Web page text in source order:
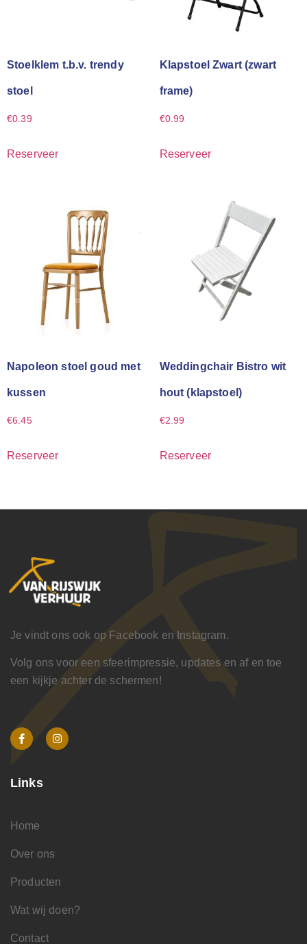
Stoelklem t.b.v. trendy
stoel
€0.39
Reserveer
Klapstoel Zwart (zwart
frame)
€0.99
Reserveer
Napoleon stoel goud met
kussen
€6.45
Reserveer
Weddingchair Bistro wit
hout (klapstoel)
€2.99
Reserveer
Je vindt ons ook op Facebook en Instagram.
Volg ons voor een sfeerimpressie, updates en af en toe
een kijkje achter de schermen!
Links
Home
Over ons
Producten
Wat wij doen?
Contact